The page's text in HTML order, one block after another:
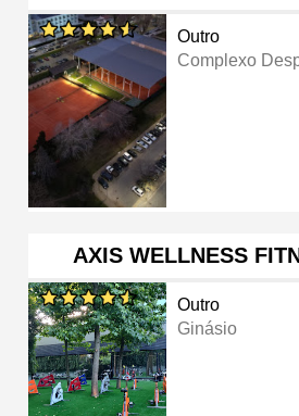
Outro
Complexo
AXIS WELLNESS
Outro
Ginásio